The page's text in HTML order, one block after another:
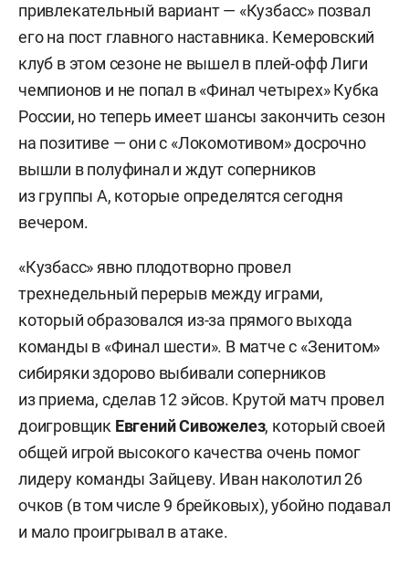
привлекательный вариант — «Кузбасс» позвал
его на пост главного наставника. Кемеровский
клуб в этом сезоне не вышел в плей-офф Лиги
чемпионов и не попал в «Финал четырех» Кубка
России, но теперь имеет шансы закончить сезон
на позитиве — они с «Локомотивом» досрочно
вышли в полуфинал и ждут соперников
из группы А, которые определятся сегодня
вечером.
«Кузбасс» явно плодотворно провел
трехнедельный перерыв между играми,
который образовался из-за прямого выхода
команды в «Финал шести». В матче с «Зенитом»
сибиряки здорово выбивали соперников
из приема, сделав 12 эйсов. Крутой матч провел
доигровщик Евгений Сивожелез, который своей
общей игрой высокого качества очень помог
лидеру команды Зайцеву. Иван наколотил 26
очков (в том числе 9 брейковых), убойно подавал
и мало проигрывал в атаке.